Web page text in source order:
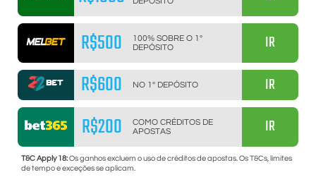
R$500
100% SOBRE O 1º
DEPÓSITO
IR
R$600 NO 1º DEPÓSITO IR
R$200
COMO CRÉDITOS DE
APOSTAS
IR
T&C Apply 18:Os ganhos excluem o uso de créditos de apostas. Os T&Cs, limites
de tempo e exceções se aplicam.